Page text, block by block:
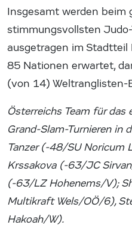
Insgesamt werden beim
stimmungsvollsten
ausgetragen im Stadtteil
85 Nationen erwartet,
(von 14) Weltranglisten-
Österreichs Team für
Grand-Slam-Turnieren in
Tanzer (-48/SU Noricum
Krssakova (-63/JC
(-63/LZ Hohenems/V);
Multikraft Wels/OÖ/6),
Hakoah/W).